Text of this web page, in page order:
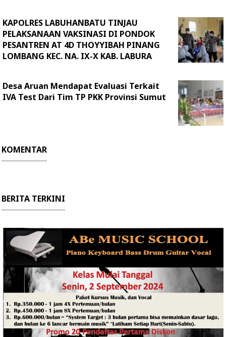
KAPOLRES LABUHANBATU TINJAU
PELAKSANAAN VAKSINASI DI PONDOK
PESANTREN AT 4D THOYYIBAH PINANG
LOMBANG KEC. NA. IX-X KAB. LABURA
Desa Aruan Mendapat Evaluasi Terkait
IVA Test Dari Tim TP PKK Provinsi Sumut
KOMENTAR
BERITA TERKINI